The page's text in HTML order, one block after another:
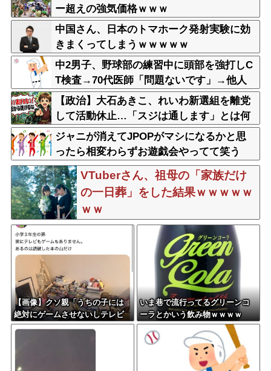
ー超えの強気価格ｗｗｗ
中国さん、日本のトマホーク発射実験に効
きまくってしまうｗｗｗｗｗ
中2男子、野球部の練習中に頭部を強打しC
T検査→70代医師「問題ないです」→他人
のCT画像で中学生死亡
【政治】大石あきこ、れいわ新選組を離党
して活動休止…「スジは通します」とは何
だったのか
ジャニが消えてJPOPがマシになるかと思
ったら相変わらずお遊戯会やってて笑う
VTuberさん、祖母の「家族だけ
の一日葬」をした結果ｗｗｗｗｗ
ｗｗ
【画像】クソ親「うちの子には
絶対にゲームさせないしテレビ
も見させない！！！！！」
いま巷で流行ってるグリーンコ
ーラとかいう飲み物ｗｗｗｗ